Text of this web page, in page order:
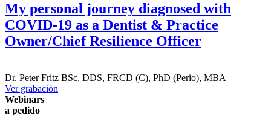
My personal journey diagnosed with
COVID-19 as a Dentist & Practice
Owner/Chief Resilience Officer
Dr. Peter Fritz BSc, DDS, FRCD (C), PhD (Perio), MBA
Ver grabación
Webinars
a pedido